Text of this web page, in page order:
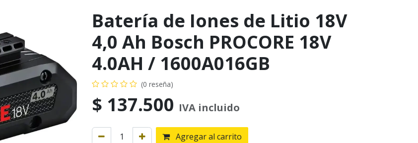
Batería de Iones de Litio 18V
4,0 Ah Bosch PROCORE 18V
4.0AH / 1600A016GB
(0 reseña)
$ 137.500 IVA incluido
Agregar al carrito